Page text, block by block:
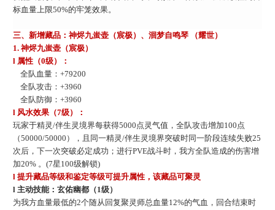
标血量上限50%的牢笼效果。
三、 新增藏品： 神烬九蚩壶（宸极）、洄梦自鸣琴
（耀世）
1. 神烬九蚩壶（宸极）
l 属性（0级）：
全队血量： +79200
全队攻击： +3960
全队防御： +3960
l 风水效果（7级）：
玩家于精灵/伴生灵境界每获得5000点灵气值，全队攻击增加100点
（50000/50000），且同一精灵/伴生灵境界突破时同一阶段连续失败25
次后，下一次突破必定成功 ； 进行PVE战斗时，我方全队造成的伤害增
加20% 。 (7星100级解锁)
l 提升藏品等级和鉴定等级可提升属性，该藏品可聚灵
l 主动技能：玄佑幽都（1级）
为我方血量最低的2个随从回复聚灵师总血量12%的气血，回合结束时